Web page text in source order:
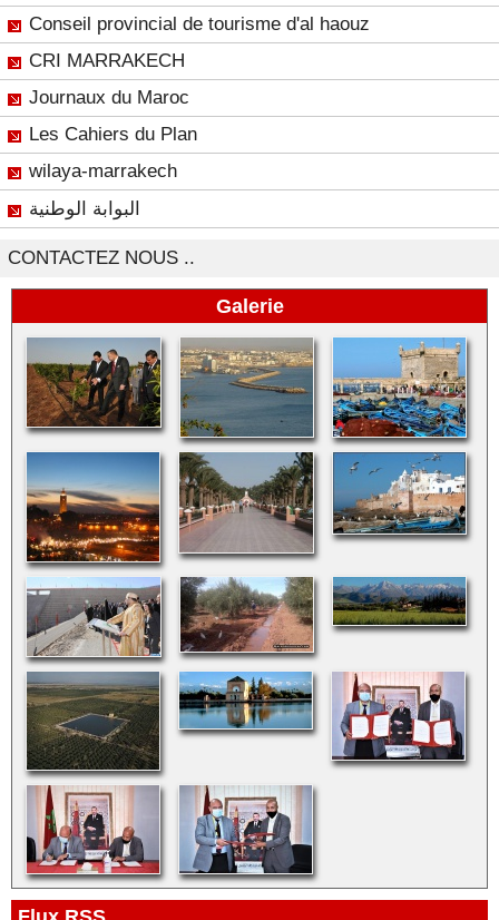
Conseil provincial de tourisme d'al haouz
CRI MARRAKECH
Journaux du Maroc
Les Cahiers du Plan
wilaya-marrakech
البوابة الوطنية
CONTACTEZ NOUS ..
Galerie